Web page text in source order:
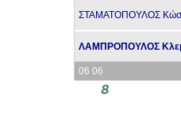
ΣΤΑΜΑΤΟΠΟΥΛΟΣ
ΛΑΜΠΡΟΠΟΥΛΟΣ
06 06
8